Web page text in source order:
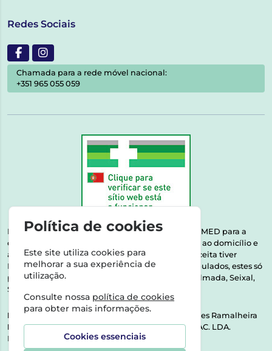
Redes Sociais
Chamada para a rede móvel nacional:
+351 965 055 059
Esta farmácia encontra-se autorizada pelo INFARMED para a
dispensa de medicamentos e produtos de saúde ao domicílio e
através da internet. Medicamentos | Se na sua receita tiver
MSRM, MNSRM, MSRMV ou Medicamentos Manipulados, estes só
podem ser entregues nos seguintes concelhos: Almada, Seixal,
Sesimbra, Oeiras e Lisboa.
Direção Técnica:
Dra. Raquel Alexandra Fernandes Ramalheira
NIPC:513064133 | ASPAS E NÚMEROS SOC. FARMAC. LDA.
Rua dos Castanheiros 5 AB Feijó2810-036 Almada
Política de cookies
Este site utiliza cookies para
melhorar a sua experiência de
utilização.
Consulte nossa política de cookies
para obter mais informações.
Cookies essenciais